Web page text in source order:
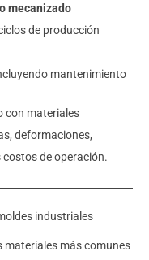
mecanizado
de producción
mantenimiento
con materiales
deformaciones,
de operación.
industriales
materiales más comunes